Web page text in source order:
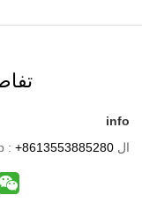
info
ال WhatsApp : +8613553885280